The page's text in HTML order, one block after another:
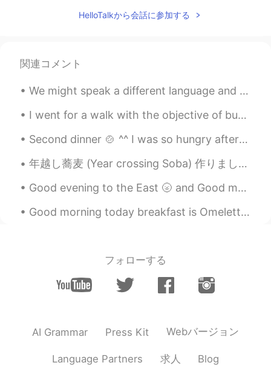
HelloTalkから会話に参加する
関連コメント
We might speak a different language and live in a different culture, but at the centre of our exi...
I went for a walk with the objective of buying a bubble tea, now I'm at the old port of Montreal,...
Second dinner 🍲 ^^ I was so hungry after midnight 🕛 was craving Italian 🇮🇹 I wanted to eat lasagn...
年越し蕎麦 (Year crossing Soba) 作りました☺️かき揚げそば~~ 日本は私の人生には本当に大きな影響があって、本当に感謝してるので、今日はこれ作ってそれを見せたかった☺️ ...
Good evening to the East 🌝 and Good morning to the West🌞🌻 If you have some time send me a text a...
Good morning today breakfast is Omelette with red peppers 🫑 yellow peppers, spinach and Brie chee...
フォローする
AI Grammar Press Kit Webバージョン
Language Partners 求人 Blog